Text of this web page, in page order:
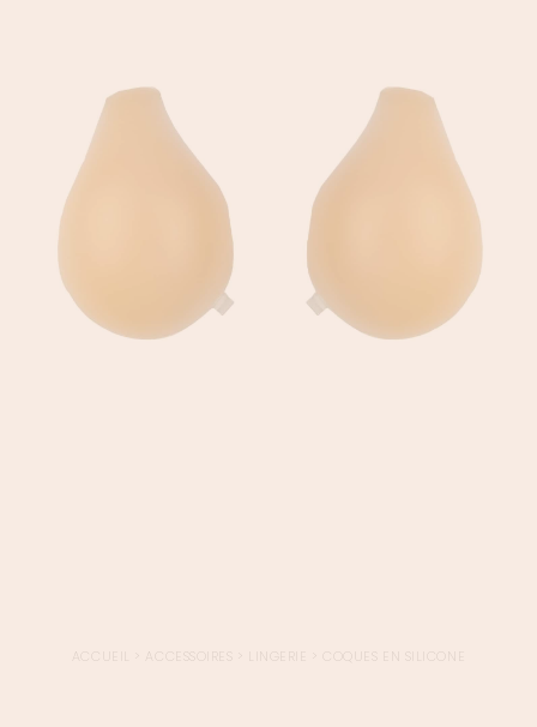
ACCUEIL ACCESSOIRES